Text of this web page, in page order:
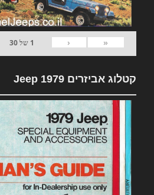
«
‹
1 של30
קטלוג אביזרים 1979 Jeep